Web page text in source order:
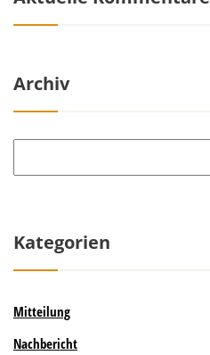
Archiv
Kategorien
Mitteilung
Nachbericht